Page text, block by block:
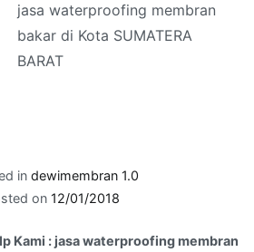
jasa waterproofing membran
bakar di Kota SUMATERA
BARAT
in dewimembran 1.0
on 12/01/2018
Kami : jasa waterproofing membran